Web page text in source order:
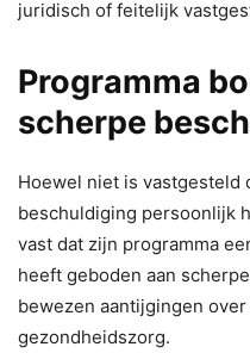
juridisch of feitelijk
Programma
scherpe
Hoewel niet is vastgesteld
beschuldiging persoonlijk
vast dat zijn programma
heeft geboden aan
bewezen aantijgingen
gezondheidszorg.